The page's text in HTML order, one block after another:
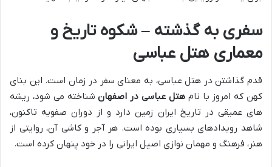
سفری به گذشته – شکوه تاریخ و
معماری هتل عباسی
قدم گذاشتن در هتل عباسی، به معنای سفر در زمان است. این بنای
کهن که امروز با نامهتل عباسی در اصفهانشناخته می شود، ریشه
های عمیقی در تاریخ ایران زمین دارد و از دوران صفویه تاکنون،
شاهد رویدادهای بسیاری بوده است. هر آجر و کاشی آن، روایتی از
هنر، فرهنگ و مهمان نوازی اصیل ایرانی را در خود پنهان کرده است.